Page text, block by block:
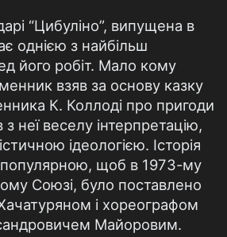
“Цибуліно”, випущена в
однією з найбільш
його робіт. Мало кому
взяв за основу казку
К. Коллоді про пригоди
з неї веселу інтерпретацію,
ідеологією. Історія
популярною, щоб в 1973-му
Союзі, було поставлено
і хореографом
Майоровим.